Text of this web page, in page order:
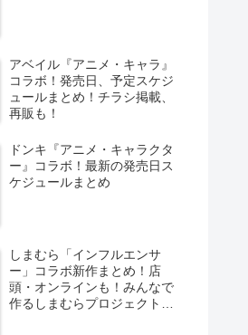
アベイル『アニメ・キャラ』
コラボ！発売日、予定スケジ
ュールまとめ！チラシ掲載、
再販も！
ドンキ『アニメ・キャラクタ
ー』コラボ！最新の発売日ス
ケジュールまとめ
しまむら「インフルエンサ
ー」コラボ新作まとめ！店
頭・オンラインも！みんなで
作るしまむらプロジェクト！